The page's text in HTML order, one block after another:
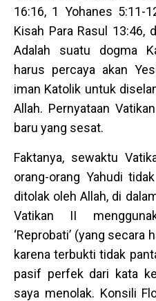
16:16, 1 Yohanes 5:11-
Kisah Para Rasul 13:46,
Adalah suatu dogma
harus percaya akan
iman Katolik untuk
Allah. Pernyataan
baru yang sesat.
Faktanya, sewaktu
orang-orang Yahudi
ditolak oleh Allah, di
Vatikan II
‘Reprobati’ (yang secara
karena terbukti tidak
pasif perfek dari kata
saya menolak. Konsili